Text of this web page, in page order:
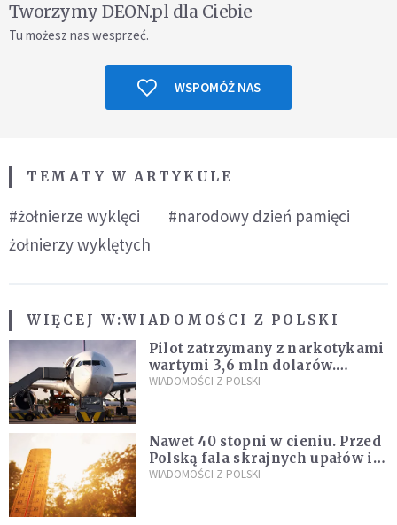
Tworzymy DEON.pl dla Ciebie
Tu możesz nas wesprzeć.
WSPOMÓŻ NAS
TEMATY W ARTYKULE
#żołnierze wyklęci
#narodowy dzień pamięci
żołnierzy wyklętych
WIĘCEJ W:WIADOMOŚCI Z POLSKI
Pilot zatrzymany z narkotykami
wartymi 3,6 mln dolarów.
Śledczy podejrzewają, że latał
WIADOMOŚCI Z POLSKI
Nawet 40 stopni w cieniu. Przed
Polską fala skrajnych upałów i
gwałtowne burze
WIADOMOŚCI Z POLSKI